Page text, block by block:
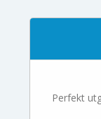
Perfekt